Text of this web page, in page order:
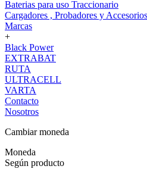
Baterias para uso Traccionario
Cargadores , Probadores y Accesorios
Marcas
+
Black Power
EXTRABAT
RUTA
ULTRACELL
VARTA
Contacto
Nosotros
Cambiar moneda
Moneda
Según producto